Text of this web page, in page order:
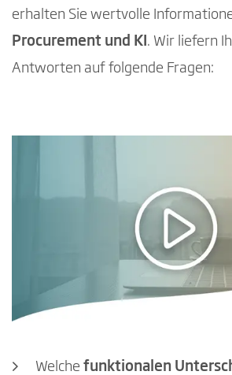
erhalten Sie wertvolle
Procurement und KI . Wir liefern
Antworten auf folgende Fragen:
Welche funktionalen